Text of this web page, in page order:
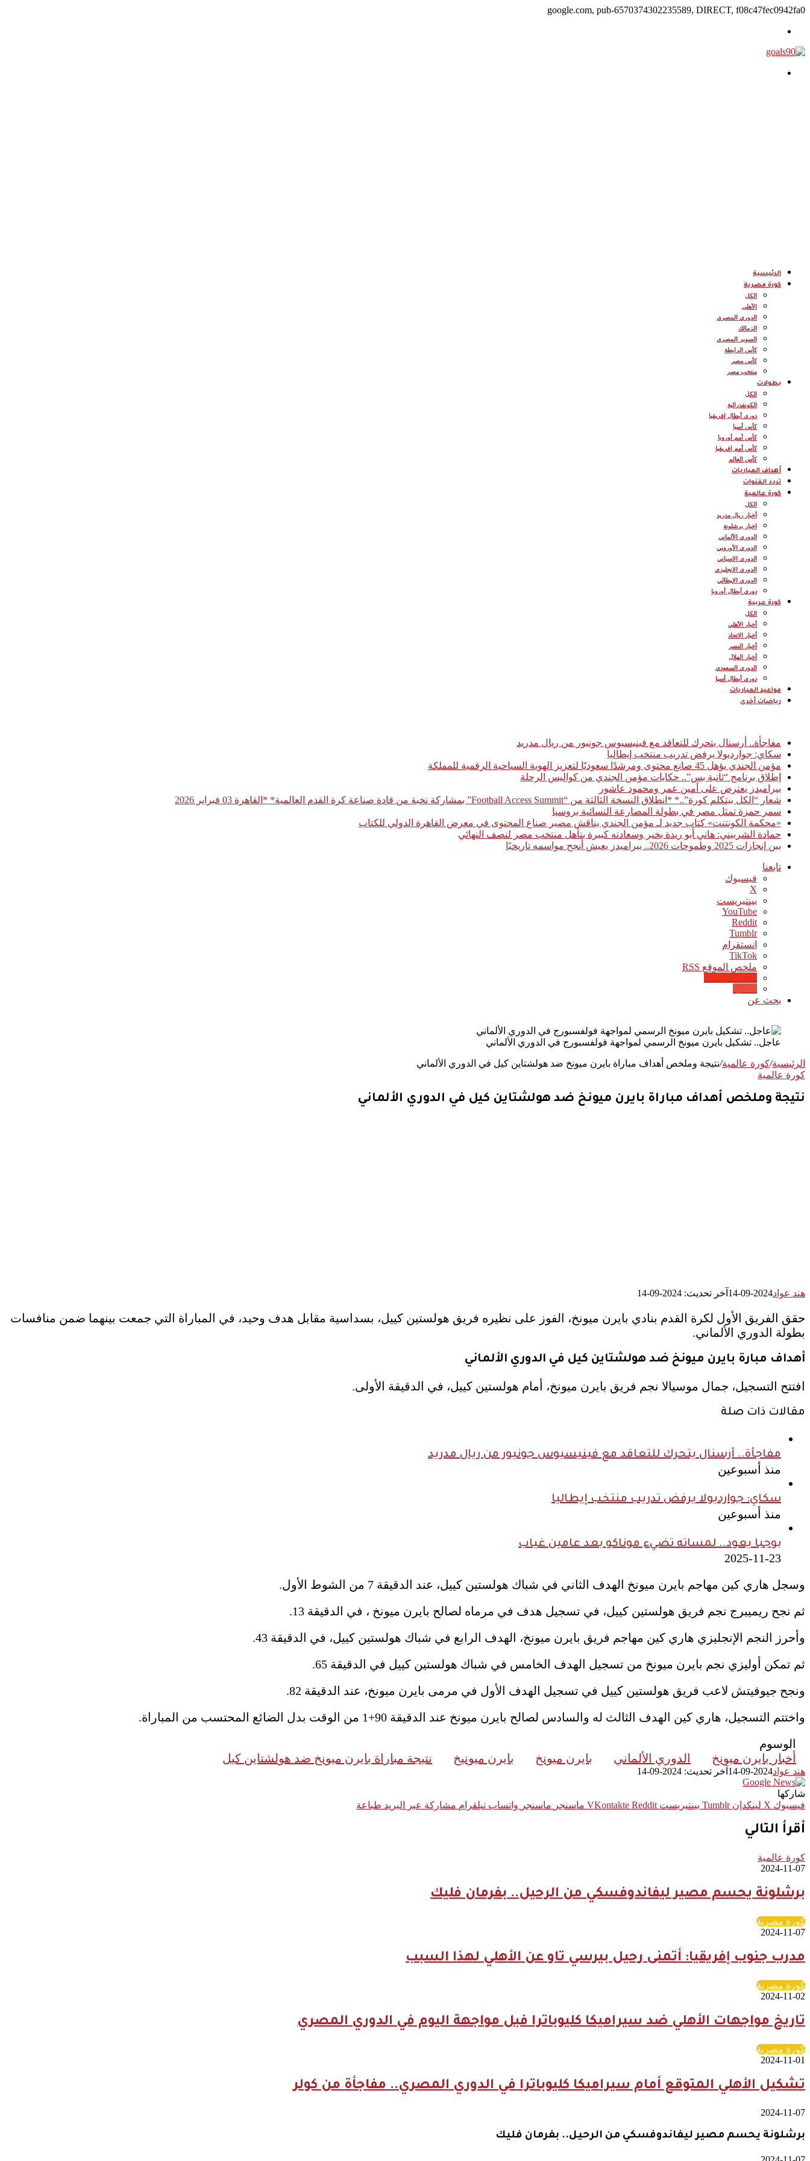
google.com, pub-6570374302235589, DIRECT, f08c47fec0942fa0
الرئيسية
كورة مصرية
الكل
الأهلى
الدوري المصري
الزمالك
السوبر المصري
كأس الرابطة
كأس مصر
منتخب مصر
بطولات
الكل
الكونفدرالية
دوري أبطال إفريقيا
كأس أسيا
كأس أمم أوروبا
كأس أمم إفريقيا
كأس العالم
أهداف المباريات
تردد القنوات
كورة عالمية
الكل
أخبار ريال مدريد
اخبار برشلونة
الدوري الألماني
الدوري الأوروبي
الدوري الإسباني
الدوري الإنجليزي
الدوري الإيطالي
دوري أبطال أوروبا
كورة عربية
الكل
أخبار الأهلي
أخبار الاتحاد
أخبار النصر
أخبار الهلال
الدوري السعودي
دوري أبطال أسيا
مواعيد المباريات
رياضات أخرى
مفاجأة.. أرسنال يتحرك للتعاقد مع فينيسيوس جونيور من ريال مدريد
سكاي: جوارديولا يرفض تدريب منتخب إيطاليا
مؤمن الجندي يؤهل 45 صانع محتوى ومرشدًا سعوديًا لتعزيز الهوية السياحية الرقمية للمملكة
إطلاق برنامج “ثانية بس”.. حكايات مؤمن الجندي من كواليس الرحلة
بيراميدز يعترض على أمين عمر ومحمود عاشور
شعار “الكل بيتكلم كورة”..* *انطلاق النسخة الثالثة من “Football Access Summit” بمشاركة نخبة من قادة صناعة كرة القدم العالمية* *القاهرة 03 فبراير 2026
سمر حمزة تمثل مصر في بطولة المصارعة النسائية بروسيا
«محكمة الكونتنت» كتاب جديد لـ مؤمن الجندي يناقش مصير صناع المحتوى في معرض القاهرة الدولي للكتاب
حمادة الشربيني: هاني أبو ريدة بخير وسعادته كبيرة بتأهل منتخب مصر لنصف النهائي
بين إنجازات 2025 وطموحات 2026.. بيراميدز يعيش أنجح مواسمه تاريخيًا
تابعنا
فيسبوك
‫X
بينتيريست
‫YouTube
انستقرام
‫TikTok
ملخص الموقع RSS
بحث عن
عاجل.. تشكيل بايرن ميونخ الرسمي لمواجهة فولفسبورج في الدوري الألماني
الرئيسية/كورة عالمية/نتيجة وملخص أهداف مباراة بايرن ميونخ ضد هولشتاين كيل في الدوري الألماني
كورة عالمية
نتيجة وملخص أهداف مباراة بايرن ميونخ ضد هولشتاين كيل في الدوري الألماني
هند عواد2024-09-14 آخر تحديث: 2024-09-14
حقق الفريق الأول لكرة القدم بنادي بايرن ميونخ، الفوز على نظيره فريق هولستين كييل، بسداسية مقابل هدف وحيد، في المباراة التي جمعت بينهما ضمن منافسات
بطولة الدوري الألماني.
أهداف مبارة بايرن ميونخ ضد هولشتاين كيل في الدوري الألماني
افتتح التسجيل، جمال موسيالا نجم فريق بايرن ميونخ، أمام هولستين كييل، في الدقيقة الأولى.
مقالات ذات صلة
مفاجأة.. أرسنال يتحرك للتعاقد مع فينيسيوس جونيور من ريال مدريد
منذ أسبوعين
سكاي: جوارديولا يرفض تدريب منتخب إيطاليا
منذ أسبوعين
بوجبا يعود.. لمساته تضيء موناكو بعد عامين غياب
2025-11-23
وسجل هاري كين مهاجم بايرن ميونخ الهدف الثاني في شباك هولستين كييل، عند الدقيقة 7 من الشوط الأول.
ثم نجح ريميبرج نجم فريق هولستين كييل، في تسجيل هدف في مرماه لصالح بايرن ميونخ ، في الدقيقة 13.
وأحرز النجم الإنجليزي هاري كين مهاجم فريق بايرن ميونخ، الهدف الرابع في شباك هولستين كييل، في الدقيقة 43.
ثم تمكن أوليزي نجم بايرن ميونخ من تسجيل الهدف الخامس في شباك هولستين كييل في الدقيقة 65.
ونجح جيوفيتش لاعب فريق هولستين كييل في تسجيل الهدف الأول في مرمى بايرن ميونخ، عند الدقيقة 82.
واختتم التسجيل، هاري كين الهدف الثالث له والسادس لصالح بايرن ميونخ عند الدقيقة 90+1 من الوقت بدل الضائع المحتسب من المباراة.
الوسوم
أخبار بايرن ميونخ
الدوري الألماني بايرن ميونخ بايرن ميونيخ نتيجة مباراة بايرن ميونخ ضد هولشتاين كيل
هند عواد2024-09-14 آخر تحديث: 2024-09-14
شاركها
فيسبوك ‫X لينكدإن بينتيريست ماسنجر ماسنجر واتساب تيلقرام مشاركة عبر البريد طباعة
أقرأ التالي
كورة عالمية
2024-11-07
برشلونة يحسم مصير ليفاندوفسكي من الرحيل.. بفرمان فليك
كورة مصرية
2024-11-07
مدرب جنوب إفريقيا: أتمنى رحيل بيرسي تاو عن الأهلي لهذا السبب
كورة مصرية
2024-11-02
تاريخ مواجهات الأهلي ضد سيراميكا كليوباترا فبل مواجهة اليوم في الدوري المصري
كورة مصرية
2024-11-01
تشكيل الأهلي المتوقع أمام سيراميكا كليوباترا في الدوري المصري.. مفاجأة من كولر
2024-11-07
برشلونة يحسم مصير ليفاندوفسكي من الرحيل.. بفرمان فليك